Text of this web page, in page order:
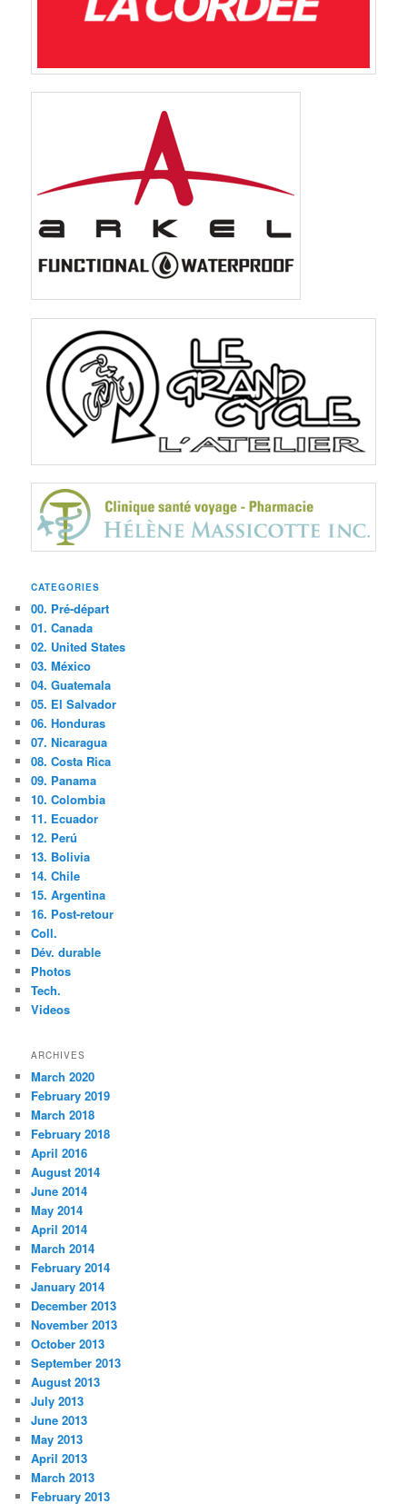
CATEGORIES
00. Pré-départ
01. Canada
02. United States
03. México
04. Guatemala
05. El Salvador
06. Honduras
07. Nicaragua
08. Costa Rica
09. Panama
10. Colombia
11. Ecuador
12. Perú
13. Bolivia
14. Chile
15. Argentina
16. Post-retour
Coll.
Dév. durable
Photos
Tech.
Videos
ARCHIVES
March 2020
February 2019
March 2018
February 2018
April 2016
August 2014
June 2014
May 2014
April 2014
March 2014
February 2014
January 2014
December 2013
November 2013
October 2013
September 2013
August 2013
July 2013
June 2013
May 2013
April 2013
March 2013
February 2013